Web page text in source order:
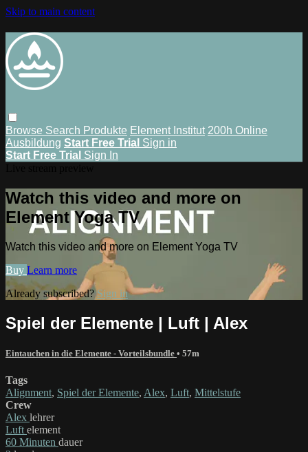
Skip to main content
Browse Search Produkte Element Institut 200h Online
Ausbildung Start Free Trial Sign in
Start Free Trial Sign In
Watch this video and more on
Element Yoga TV
Watch this video and more on Element Yoga TV
Buy Learn more
Already subscribed?Sign in
Spiel der Elemente | Luft | Alex
Eintauchen in die Elemente - Vorteilsbundle • 57m
Tags
Alignment, Spiel der Elemente, Alex, Luft, Mittelstufe
Crew
Alex lehrer
Luft element
60 Minuten dauer